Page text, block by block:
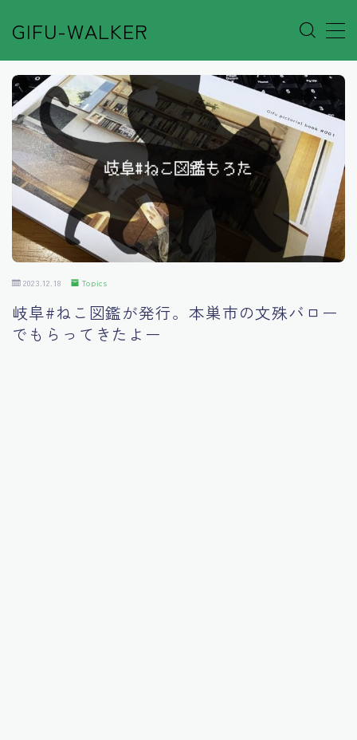
GIFU-WALKER
MENU
Author’s Voice
Café&Rest.
Event
Go out
Others
Shop
2023.12.18 Topics
岐阜#ねこ図鑑が発行。本巣市の文殊バロー
でもらってきたよー